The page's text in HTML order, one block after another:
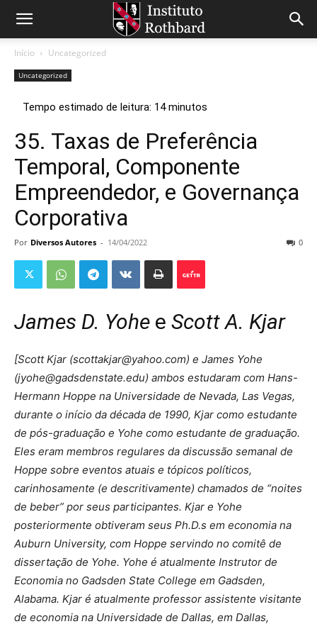
Início Uncategorized
Uncategorized
35. Taxas de Preferência
Temporal, Componente
Empreendedor, e Governança
Corporativa
Por Diversos Autores - 14/04/2022 0
James D. Yohe e Scott A. Kjar
[Scott Kjar (scottakjar@yahoo.com) e James Yohe
(jyohe@gadsdenstate.edu) ambos estudaram com Hans-
Hermann Hoppe na Universidade de Nevada, Las Vegas,
durante o início da década de 1990, Kjar como estudante
de pós-graduação e Yohe como estudante de graduação.
Eles eram membros regulares da discussão semanal de
Hoppe sobre eventos atuais e tópicos políticos,
carinhosamente (e descritivamente) chamados de “noites
de beber” por seus participantes. Kjar e Yohe
posteriormente obtiveram seus Ph.D.s em economia na
Auburn University, com Hoppe servindo no comitê de
dissertação de Yohe. Yohe é atualmente Instrutor de
Economia no Gadsden State College em Gadsden,
Alabama. Kjar é atualmente professor assistente visitante
de economia na Universidade de Dallas, em Dallas,